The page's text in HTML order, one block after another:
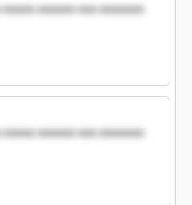
xxxxxx xxx xxxxxxx
xxxxxx xxx xxxxxxx